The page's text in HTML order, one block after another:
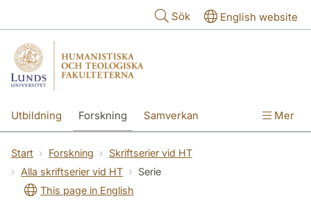
Sök English website
Utbildning Forskning Samverkan Mer
Start Forskning
Skriftserier vid HT
Alla skriftserier vid HT
Serie
This page in English